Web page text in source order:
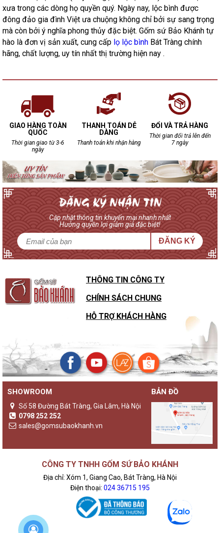
xưa trong các dòng họ quyền quý. Ngày nay, lộc bình được
đông đảo gia đình Việt ưa chuộng không chỉ bởi sự sang trọng
mà còn bởi ý nghĩa phong thủy đặc biệt. Gốm sứ Bảo Khánh tự
hào là đơn vị sản xuất, cung cấp lọ lộc bình Bát Tràng chính
hãng, chất lượng, uy tín nhất thị trường hiện nay .
GIAO HÀNG TOÀN
QUỐC
Thời gian giao từ 3-6
ngày
THANH TOÁN DỄ
DÀNG
Thanh toán khi nhận hàng
ĐỔI VÀ TRẢ HÀNG
Thời gian đổi trả lên đến
7 ngày
Cập nhật thông tin khuyến mại nhanh nhất
Hưởng quyền lợi giảm giá đặc biệt!
ĐĂNG KÝ
THÔNG TIN CÔNG TY
CHÍNH SÁCH CHUNG
HỖ TRỢ KHÁCH HÀNG
SHOWROOM
Số 58 Đường Bát Tràng, Gia Lâm, Hà Nội
0798 252 252
sales@gomsubaokhanh.vn
BẢN ĐỒ
CÔNG TY TNHH GỐM SỨ BẢO KHÁNH
Địa chỉ: Xóm 1, Giang Cao, Bát Tràng, Hà Nội
Điện thoại: 024 36715 195